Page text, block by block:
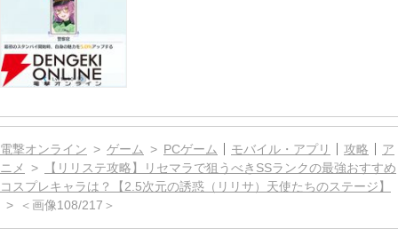
電撃オンライン ゲーム PCゲーム モバイル・アプリ 攻略
ア
ニメ
【リリステ攻略】リセマラで狙うべきSSランクの最強おすすめ
コスプレキャラは？【2.5次元の誘惑（リリサ）天使たちのステージ】
＜画像108/217＞